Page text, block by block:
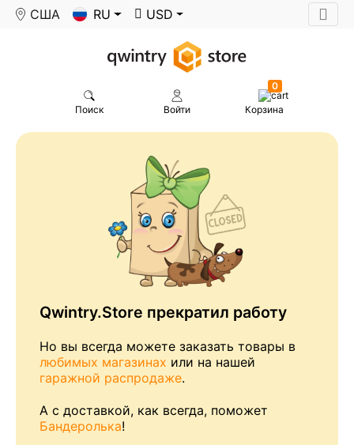
США RU USD
Поиск Войти
0
Корзина
Qwintry.Store прекратил работу
Но вы всегда можете заказать товары в
любимых магазинах или на нашей
гаражной распродаже.
А с доставкой, как всегда, поможет
Бандеролька!